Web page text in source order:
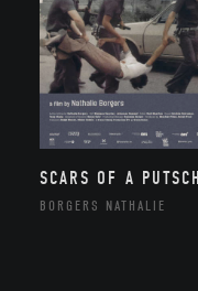
SCARS OF A PUTSCH
BORGERS NATHALIE